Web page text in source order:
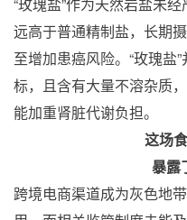
“玫瑰盐”作为天然岩盐未
远高于普通精制盐，长期
至增加患癌风险。“玫瑰盐
标，且含有大量不溶杂质
能加重肾脏代谢负担。
这场
暴露
跨境电商渠道成为灰色地